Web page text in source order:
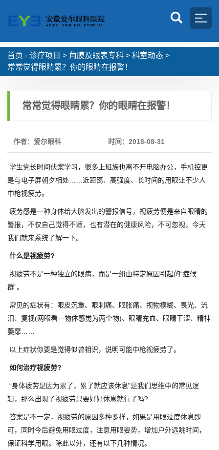
首页 - 诊疗项目 > 角膜及眼表专科 > 科室动态 >
常常觉得眼睛累？你的眼睛在报警！
常常觉得眼睛累？你的眼睛在报警！
作者：爱尔眼科 时间：2018-08-31
学生党长时间伏案学习，很多上班族也离不开电脑办公，手机控更
是与电子屏朝夕相处……近距离、高强度、长时间的用眼让不少人
中枪视疲劳。
疲劳感是一种身体给大脑发出的警报信号，视疲劳便是来自眼睛的
警报，不仅自己觉得不适，也有潜在的健康风险，不可忽视，今天
我们就来系统了解一下。
什么是视疲劳?
视疲劳不是一种独立的眼病，而是一组由特定原因引起的“症候
群”。
常见的症状有：眼皮沉重、眼刺痛、眼胀痛、视物模糊、畏光、流
泪、复视(两眼看一物体感觉为两个物)、眼睛充血、眼睛干涩、精神
萎靡……
以上症状你要是觉得似曾相识，说明可能中枪视疲劳了。
如何治疗视疲劳?
“身体疲劳是因为累了，累了就应该休息”是我们思维中的常见逻
辑，那么出现了视疲劳只要好好休息就行了吗?
答案是不一定，视疲劳的原因多种多样，如果是用眼过度休息即
可，同时今后避免用眼过度，注意用眼姿势，增加户外远眺时间，
保证科学用眼。除此以外，还有以下几种情况。